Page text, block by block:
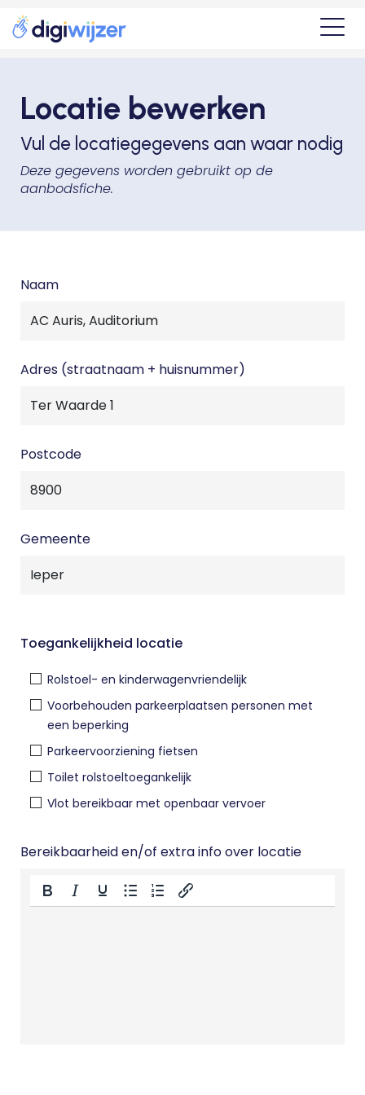
Locatie bewerken
Vul de locatiegegevens aan waar nodig
Deze gegevens worden gebruikt op de
aanbodsfiche.
Naam
Adres (straatnaam + huisnummer)
Postcode
Gemeente
Toegankelijkheid locatie
Rolstoel- en kinderwagenvriendelijk
Voorbehouden parkeerplaatsen personen met
een beperking
Parkeervoorziening fietsen
Toilet rolstoeltoegankelijk
Vlot bereikbaar met openbaar vervoer
Bereikbaarheid en/of extra info over locatie